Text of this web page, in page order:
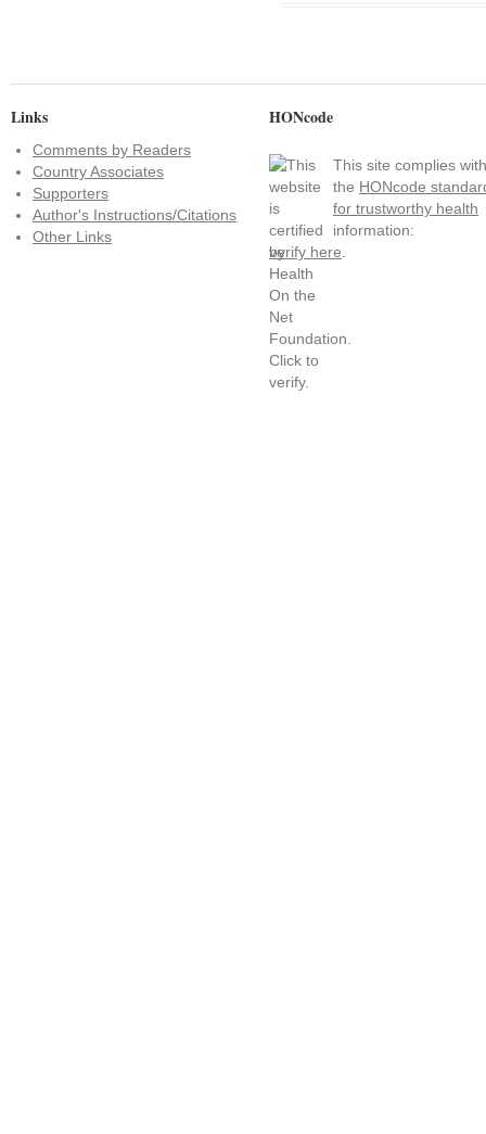
Links
Comments by Readers
Country Associates
Supporters
Author's Instructions/Citations
Other Links
HONcode
This site complies with
the HONcode
for trustworthy health
information:
verify here